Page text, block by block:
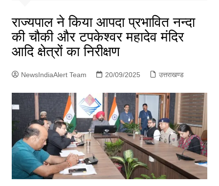
राज्यपाल ने किया आपदा प्रभावित नन्दा
की चौकी और टपकेश्वर महादेव मंदिर
आदि क्षेत्रों का निरीक्षण
NewsIndiaAlert Team 20/09/2025 उत्तराखण्ड